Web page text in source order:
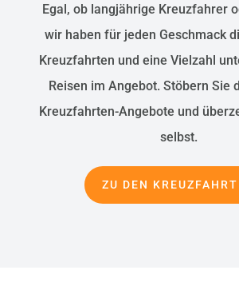
Egal, ob langjährige Kreuzfahrer
wir haben für jeden Geschmack
Kreuzfahrten und eine Vielzahl
Reisen im Angebot. Stöbern Sie
Kreuzfahrten-Angebote und
selbst.
ZU DEN